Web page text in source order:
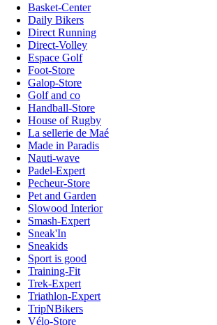
Basket-Center
Daily Bikers
Direct Running
Direct-Volley
Espace Golf
Foot-Store
Galop-Store
Golf and co
Handball-Store
House of Rugby
La sellerie de Maé
Made in Paradis
Nauti-wave
Padel-Expert
Pecheur-Store
Pet and Garden
Slowood Interior
Smash-Expert
Sneak'In
Sneakids
Sport is good
Training-Fit
Trek-Expert
Triathlon-Expert
TripNBikers
Vélo-Store